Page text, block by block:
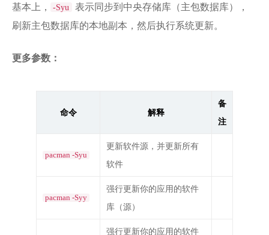
基本上， -Syu
表示同步到中央存储库（主包数据库），
刷新主包数据库的本地副本，然后执行系统更新。
更多参数：
命令 解释
备
注
pacman -Syu
更新软件源，并更新所有
软件
pacman -Syy
强行更新你的应用的软件
库（源）
强行更新你的应用的软件